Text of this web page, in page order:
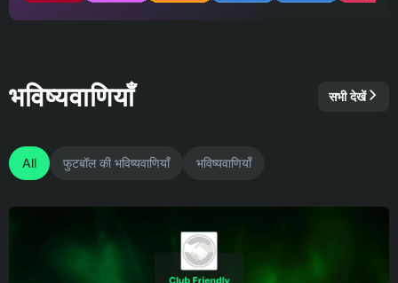
भविष्यवाणियाँ सभी देखें
All फुटबॉल की भविष्यवाणियाँ भविष्यवाणियाँ